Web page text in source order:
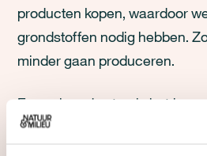
producten kopen, waardoor
grondstoffen nodig hebben.
minder gaan produceren.
Een volgende stap is het
hergebruik (
). Door